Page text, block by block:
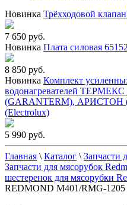
Новинка Трёхходовой
7 650 руб.
Новинка Плата силовая
8 850 руб.
Новинка Комплект
водонагревателей
(GARANTERM),
(Electrolux)
5 990 руб.
Главная \ Каталог \ Запчасти
Запчасти для мясорубок
шестеренок для мясорубки
REDMOND M401/RMG-1205